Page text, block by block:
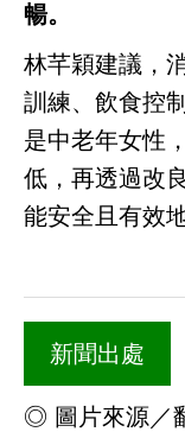
暢。
林芊穎建議，
訓練、飲食控
是中老年女性
低，再透過改
能安全且有效
新聞出處
◎ 圖片來源／